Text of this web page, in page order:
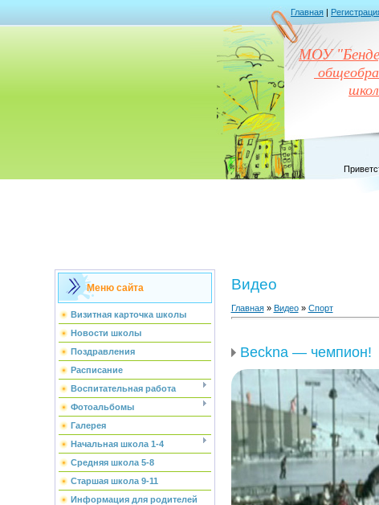
Главная |
МОУ
Меню сайта
Визитная карточка школы
Новости школы
Поздравления
Расписание
Воспитательная работа
Фотоальбомы
Галерея
Начальная школа 1-4
Средняя школа 5-8
Старшая школа 9-11
Информация для родителей
Видео
Главная» Видео» Спорт
Beckna — чемпион!